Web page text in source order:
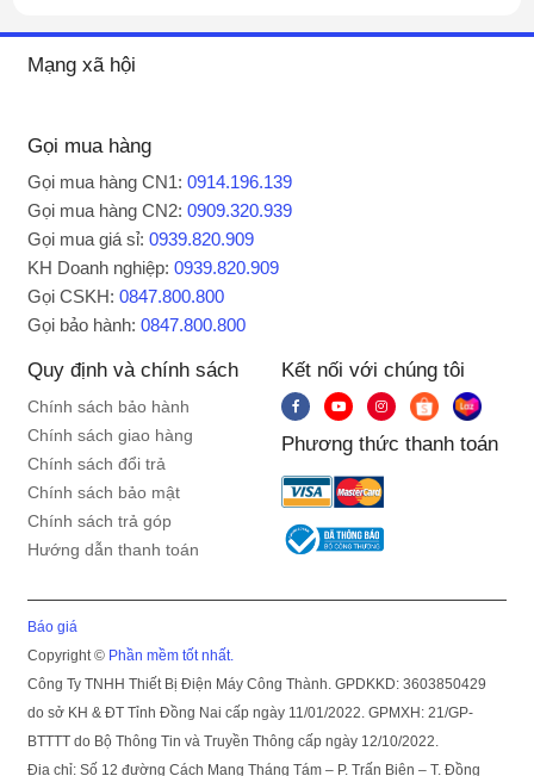
Kết nối với chúng tôi
Phương thức thanh toán
Gọi mua hàng
Gọi mua hàng CN1:0914.196.139
Gọi mua hàng CN2:0909.320.939
Gọi mua giá sỉ:0939.820.909
KH Doanh nghiệp:0939.820.909
Gọi CSKH:0847.800.800
Gọi bảo hành:0847.800.800
Quy định và chính sách
Chính sách bảo hành
Chính sách giao hàng
Chính sách đổi trả
Chính sách bảo mật
Chính sách trả góp
Hướng dẫn thanh toán
Mạng xã hội
Báo giá
Copyright © Phần mềm tốt nhất.
Công Ty TNHH Thiết Bị Điện Máy Công Thành. GPDKKD: 3603850429
do sở KH & ĐT Tỉnh Đồng Nai cấp ngày 11/01/2022. GPMXH: 21/GP-
BTTTT do Bộ Thông Tin và Truyền Thông cấp ngày 12/10/2022.
Địa chỉ: Số 12 đường Cách Mạng Tháng Tám – P. Trấn Biên – T. Đồng